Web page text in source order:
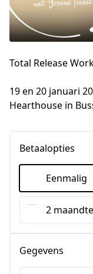
Total Release
19 en 20 januari
Hearthouse in
Betaalopties
Eenmalig
2
Gegevens